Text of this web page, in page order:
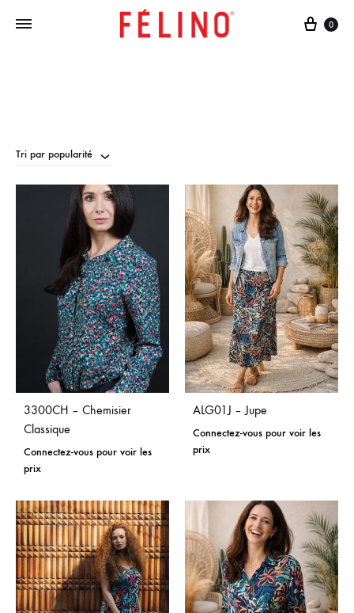
Cart
0
Tri par popularité
3300CH – Chemisier
Classique
Connectez-vous pour voir les
prix
ALG01J – Jupe
Connectez-vous pour voir les
prix